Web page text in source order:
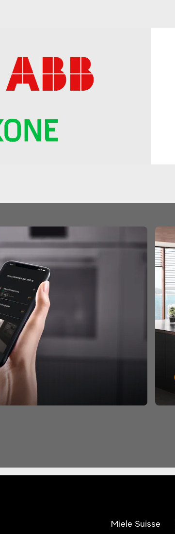
Miele Suisse